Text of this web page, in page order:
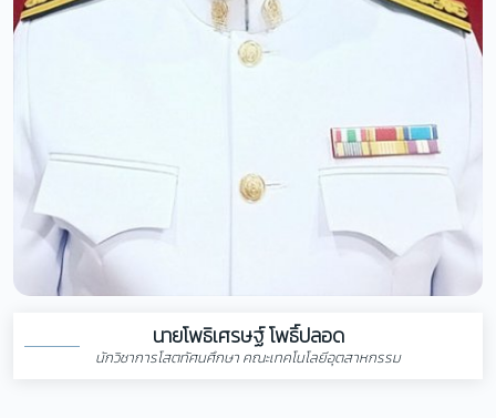
นายโพธิเศรษฐ์ โพธิ์ปลอด
นักวิชาการโสตทัศนศึกษา คณะเทคโนโลยีอุตสาหกรรม